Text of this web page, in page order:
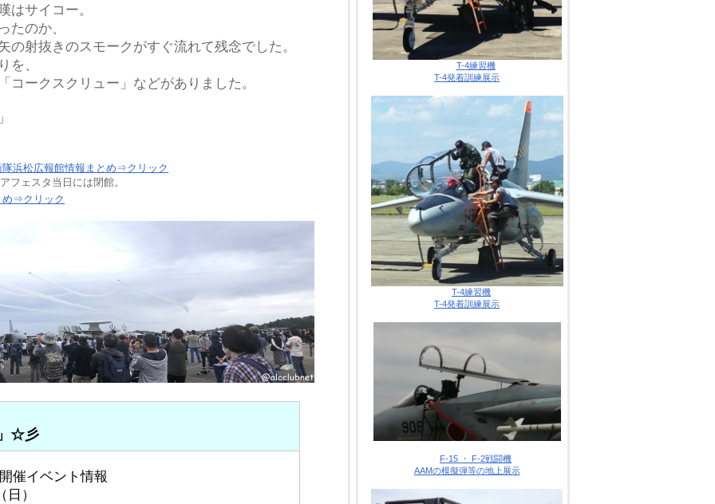
サイコー。
のか、
抜きのスモークがすぐ流れて残念でした。
、
クスクリュー」などがありました。
浜松広報館情報まとめ⇒クリック
スタ当日には閉館。
め⇒クリック
☆彡
催イベント情報
）
T-4練習機
T-4発着訓練展示
T-4練習機
T-4発着訓練展示
F-15 ・ F-2戦闘機
AAMの模擬弾等の地上展示